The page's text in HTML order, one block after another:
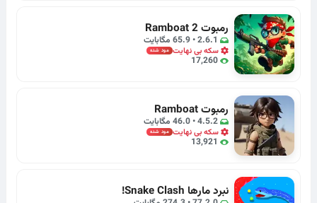
رمبوت Ramboat 2
2.6.1 • 65.9 مگابایت
سکه بی نهایت مود شده
17,260
رمبوت Ramboat
4.5.2 • 46.0 مگابایت
سکه بی نهایت مود شده
13,921
نبرد مارها Snake Clash!